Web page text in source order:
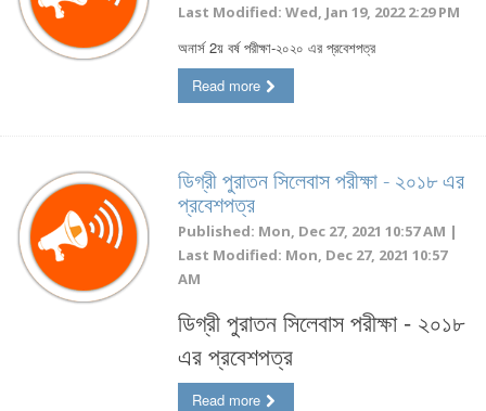
Last Modified: Wed, Jan 19, 2022 2:29 PM
অনার্স 2য় বর্ষ পরীক্ষা-২০২০ এর প্রবেশপত্র
Read more
ডিগ্রী পুরাতন সিলেবাস পরীক্ষা - ২০১৮ এর
প্রবেশপত্র
Published: Mon, Dec 27, 2021 10:57 AM |
Last Modified: Mon, Dec 27, 2021 10:57
AM
ডিগ্রী পুরাতন সিলেবাস পরীক্ষা - ২০১৮
এর প্রবেশপত্র
Read more